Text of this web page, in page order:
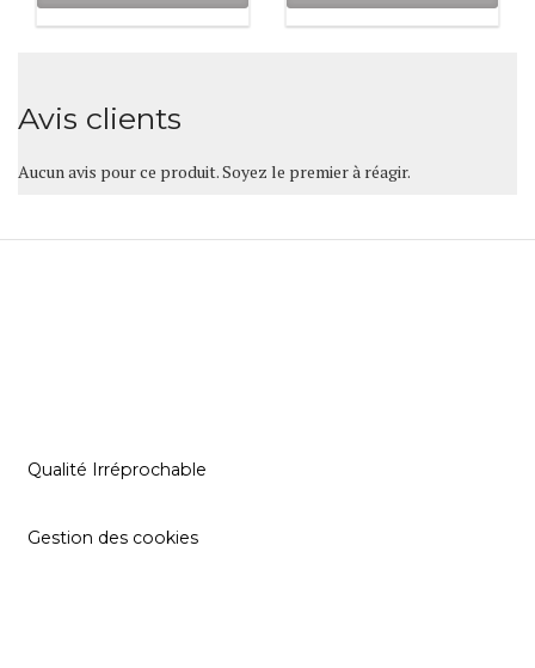
Avis clients
Aucun avis pour ce produit. Soyez le premier à réagir.
Qualité Irréprochable
Gestion des cookies